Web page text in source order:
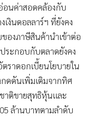
อนค่าสอดคล้องกับ
งินดอลลาร์ฯ ที่ยังคง
องภาษีสินค้านำเข้าต่อ
ระกอบกับตลาดยังคง
ราดอกเบี้ยนโยบายใน
ดดันเพิ่มเติมจากทิศ
าติขายสุทธิหุ้นและ
ล้านบาทตามลำดับ